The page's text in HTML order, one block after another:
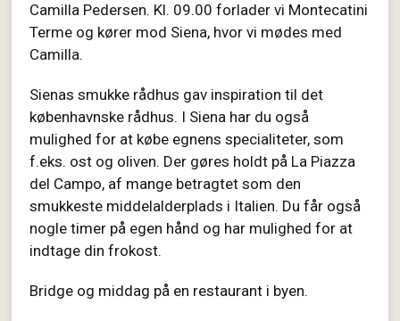
Camilla Pedersen. Kl. 09.00 forlader vi Montecatini
Terme og kører mod Siena, hvor vi mødes med
Camilla.
Sienas smukke rådhus gav inspiration til det
københavnske rådhus. I Siena har du også
mulighed for at købe egnens specialiteter, som
f.eks. ost og oliven. Der gøres holdt på La Piazza
del Campo, af mange betragtet som den
smukkeste middelalderplads i Italien. Du får også
nogle timer på egen hånd og har mulighed for at
indtage din frokost.
Bridge og middag på en restaurant i byen.